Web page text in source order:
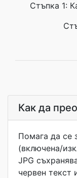
Стъпка 1:
Как да
Помага да се
(включена/
JPG
червен текст